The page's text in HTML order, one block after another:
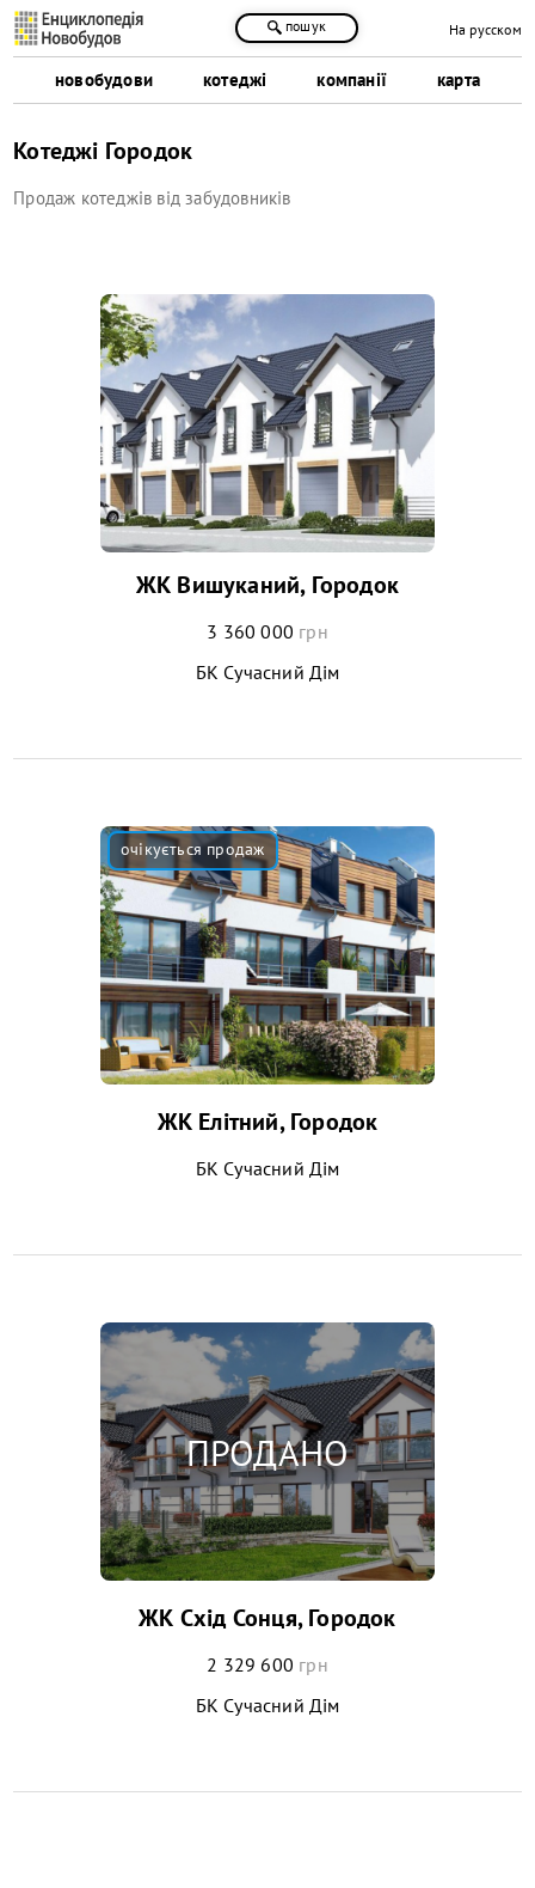
новобудови котеджі компанії карта
пошук На русском
Котеджі Городок
Продаж котеджів від забудовників
ЖК Вишуканий, Городок
3 360 000 грн
БК Сучасний Дім
ЖК Елітний, Городок
БК Сучасний Дім
ЖК Схід Сонця, Городок
2 329 600 грн
БК Сучасний Дім